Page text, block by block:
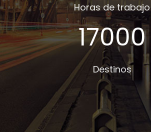
Horas de trabajo
17000
Destinos